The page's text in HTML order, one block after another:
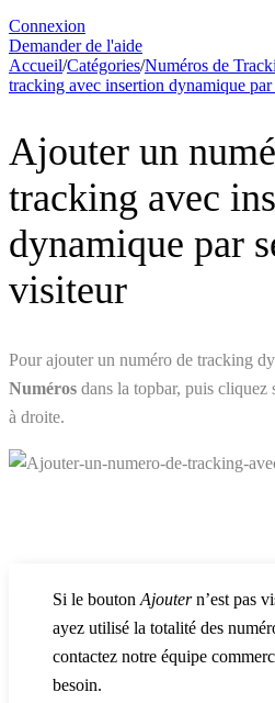
Connexion
Demander de l'aide
Accueil/Catégories/Numéros de
tracking avec insertion dynamique
Ajouter un
tracking avec
dynamique par
visiteur
Pour ajouter un numéro de tracking
Numéros dans la topbar, puis cliquez
à droite.
Si le bouton Ajoutern’est pas
ayez utilisé la totalité des
contactez notre équipe
besoin.